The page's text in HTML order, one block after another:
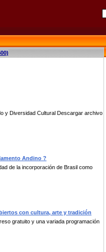
y Diversidad Cultural Descargar archivo
Andino ?
de la incorporación de Brasil como
con cultura, arte y tradición
gratuito y una variada programación